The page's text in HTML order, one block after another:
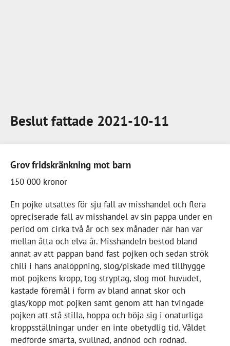
Beslut fattade 2021-10-11
Grov fridskränkning mot barn
150 000 kronor
En pojke utsattes för sju fall av misshandel och flera
opreciserade fall av misshandel av sin pappa under en
period om cirka två år och sex månader när han var
mellan åtta och elva år. Misshandeln bestod bland
annat av att pappan band fast pojken och sedan strök
chili i hans analöppning, slog/piskade med tillhygge
mot pojkens kropp, tog stryptag, slog mot huvudet,
kastade föremål i form av bland annat skor och
glas/kopp mot pojken samt genom att han tvingade
pojken att stå stilla, hoppa och böja sig i onaturliga
kroppsställningar under en inte obetydlig tid. Våldet
medförde smärta, svullnad, andnöd och rodnad.